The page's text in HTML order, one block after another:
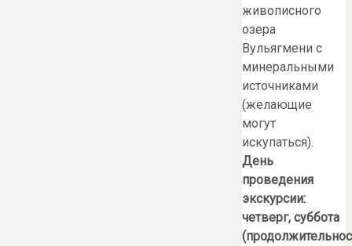
живописного
озера
Вульягмени c
минеральными
источниками
(желающие
могут
искупаться).
День
проведения
экскурсии:
четверг, суббота